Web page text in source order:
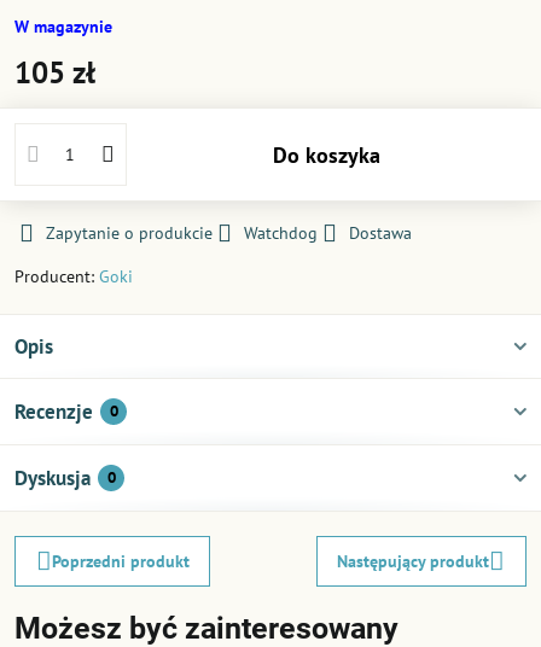
W magazynie
105 zł
Do koszyka
Zapytanie o produkcie Watchdog
Dostawa
Producent: Goki
Opis
Recenzje 0
Dyskusja 0
Poprzedni produkt Następujący produkt
Możesz być zainteresowany